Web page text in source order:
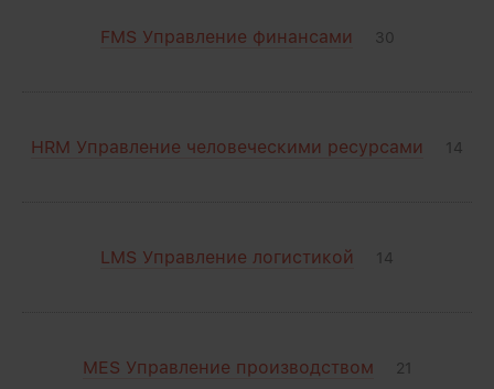
FMS Управление финансами 30
HRM Управление человеческими ресурсами 14
LMS Управление логистикой 14
MES Управление производством 21